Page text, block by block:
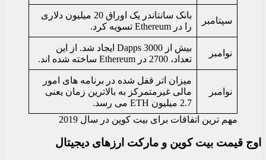
سپتامبر
بانک سانتاندر یک اوراق 20 میلیون دلاری
را در Ethereum تسویه کرد.
نوامبر
بیش از 3000 Dapps ایجاد شد. از این
تعداد، 2700 در Ethereum ساخته شده اند.
نوامبر
میزان اتر قفل شده در برنامه های امور
مالی غیرمتمرکز به بالاترین زمان یعنی
2.7 میلیون ETH می رسد.
مهم ترین اتفاقات برای بیت کوین در سال 2019
اوج قیمت بیت کوین و مارکت ارزهای دیجیتال